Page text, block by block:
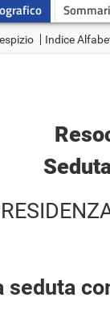
Indice
seduta